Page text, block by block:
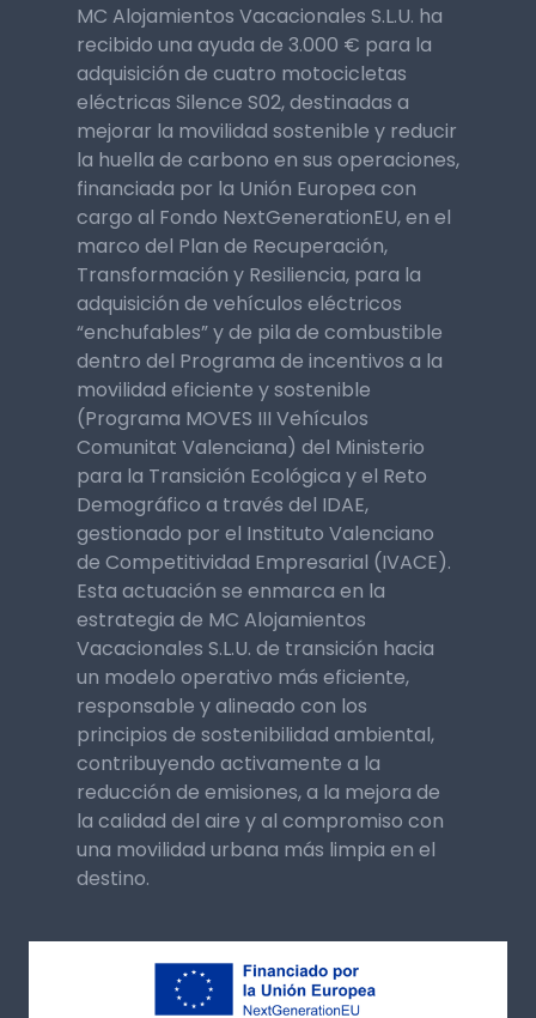
MC Alojamientos Vacacionales S.L.U. ha
recibido una ayuda de 3.000 € para la
adquisición de cuatro motocicletas
eléctricas Silence S02, destinadas a
mejorar la movilidad sostenible y reducir
la huella de carbono en sus operaciones,
financiada por la Unión Europea con
cargo al Fondo NextGenerationEU, en el
marco del Plan de Recuperación,
Transformación y Resiliencia, para la
adquisición de vehículos eléctricos
“enchufables” y de pila de combustible
dentro del Programa de incentivos a la
movilidad eficiente y sostenible
(Programa MOVES III Vehículos
Comunitat Valenciana) del Ministerio
para la Transición Ecológica y el Reto
Demográfico a través del IDAE,
gestionado por el Instituto Valenciano
de Competitividad Empresarial (IVACE).
Esta actuación se enmarca en la
estrategia de MC Alojamientos
Vacacionales S.L.U. de transición hacia
un modelo operativo más eficiente,
responsable y alineado con los
principios de sostenibilidad ambiental,
contribuyendo activamente a la
reducción de emisiones, a la mejora de
la calidad del aire y al compromiso con
una movilidad urbana más limpia en el
destino.